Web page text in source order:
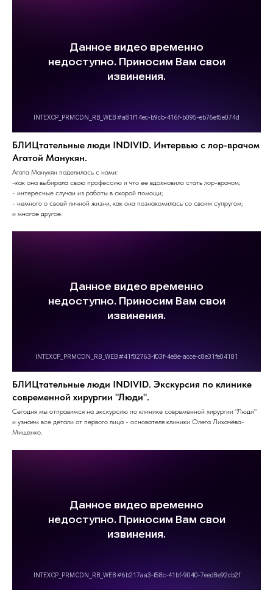
БЛИЦтательные люди INDIVID. Интервью с лор-врачом
Агатой Манукян.
Агата Манукян поделилась с нами:
-как она выбирала свою профессию и что ее вдохновило стать лор-врачом;
- интересные случаи из работы в скорой помощи;
- немного о своей личной жизни, как она познакомилась со своим супругом;
и многое другое.
БЛИЦтательные люди INDIVID. Экскурсия по клинике
современной хирургии "Люди".
Сегодня мы отправимся на экскурсию по клинике современной хирургии "Люди"
и узнаем все детали от первого лица - основателя клиники Олега Лихачёва-
Мищенко.